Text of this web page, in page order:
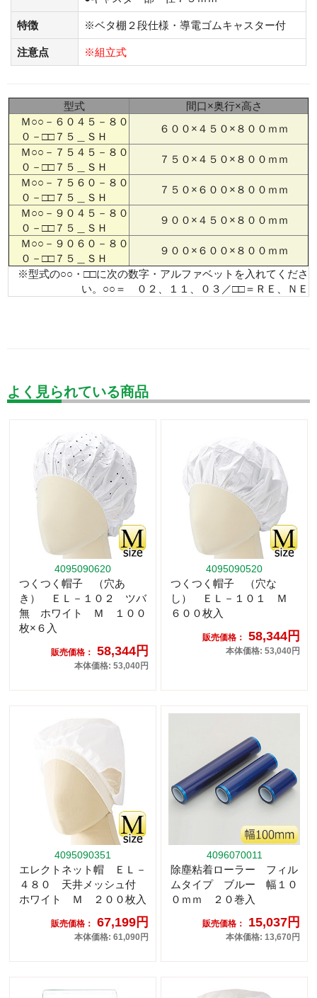
特徴 ※ベタ棚２段仕様・導電ゴムキャスター付
注意点 ※組立式
型式
間口×奥行×高さ
Ｍ○○－６０４５－８０
０－□□７５＿ＳＨ
６００×４５０×８００ｍｍ
Ｍ○○－７５４５－８０
０－□□７５＿ＳＨ
７５０×４５０×８００ｍｍ
Ｍ○○－７５６０－８０
０－□□７５＿ＳＨ
７５０×６００×８００ｍｍ
Ｍ○○－９０４５－８０
０－□□７５＿ＳＨ
９００×４５０×８００ｍｍ
Ｍ○○－９０６０－８０
０－□□７５＿ＳＨ
９００×６００×８００ｍｍ
※型式の○○・□□に次の数字・アルファベットを入れてくださ
い。○○＝ ０２、１１、０３／□□＝ＲＥ、ＮＥ
よく見られている商品
4095090620
つくつく帽子 （穴あ
き） ＥＬ－１０２ ツバ
無 ホワイト Ｍ １００
枚×６入
販売価格： 58,344円
本体価格: 53,040円
4095090520
つくつく帽子 （穴な
し） ＥＬ－１０１ Ｍ
６００枚入
販売価格： 58,344円
本体価格: 53,040円
4095090351
エレクトネット帽 ＥＬ－
４８０ 天井メッシュ付
ホワイト Ｍ ２００枚入
販売価格： 67,199円
本体価格: 61,090円
4096070011
除塵粘着ローラー フィル
ムタイプ ブルー 幅１０
０ｍｍ ２０巻入
販売価格： 15,037円
本体価格: 13,670円